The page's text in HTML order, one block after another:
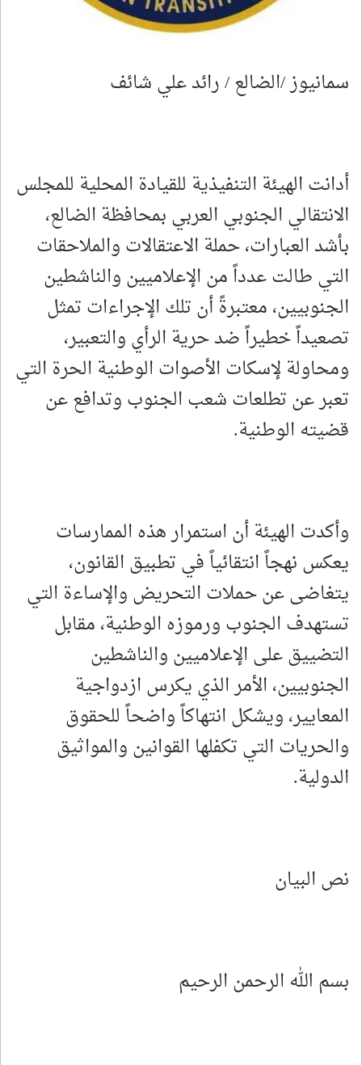
سمانيوز /الضالع / رائد علي شائف
أدانت الهيئة التنفيذية للقيادة المحلية للمجلس
الانتقالي الجنوبي العربي بمحافظة الضالع،
بأشد العبارات، حملة الاعتقالات والملاحقات
التي طالت عدداً من الإعلاميين والناشطين
الجنوبيين، معتبرةً أن تلك الإجراءات تمثل
تصعيداً خطيراً ضد حرية الرأي والتعبير،
ومحاولة لإسكات الأصوات الوطنية الحرة التي
تعبر عن تطلعات شعب الجنوب وتدافع عن
قضيته الوطنية.
وأكدت الهيئة أن استمرار هذه الممارسات
يعكس نهجاً انتقائياً في تطبيق القانون،
يتغاضى عن حملات التحريض والإساءة التي
تستهدف الجنوب ورموزه الوطنية، مقابل
التضييق على الإعلاميين والناشطين
الجنوبيين، الأمر الذي يكرس ازدواجية
المعايير، ويشكل انتهاكاً واضحاً للحقوق
والحريات التي تكفلها القوانين والمواثيق
الدولية.
نص البيان
بسم الله الرحمن الرحيم